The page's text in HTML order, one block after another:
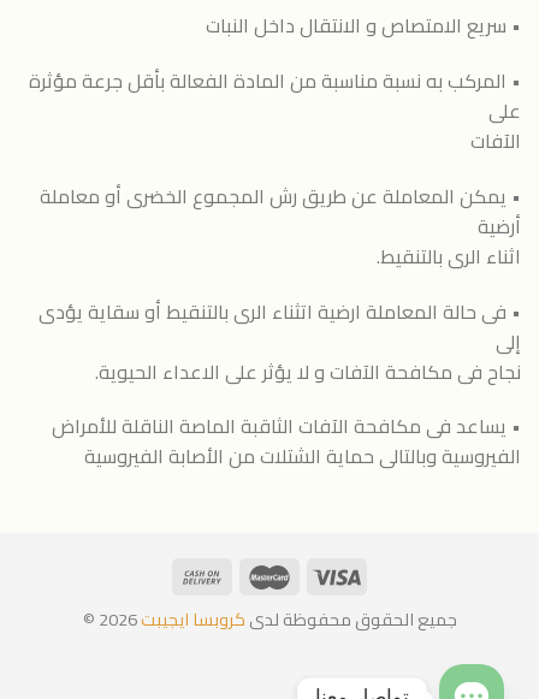
• سريع الامتصاص و الانتقال داخل النبات
• المركب به نسبة مناسبة من المادة الفعالة بأقل جرعة مؤثرة
على
الآفات
• يمكن المعاملة عن طريق رش المجموع الخضرى أو معاملة
أرضية
اثناء الرى بالتنقيط.
• فى حالة المعاملة ارضية اتثناء الرى بالتنقيط أو سقاية يؤدى
إلى
نجاح فى مكافحة الآفات و لا يؤثر على الاعداء الحيوية.
• يساعد فى مكافحة الآفات الثاقبة الماصة الناقلة للأمراض
الفيروسية وبالتالى حماية الشتلات من الأصابة الفيروسية
جميع الحقوق محفوظة لدىكروبسا ايجيبت2026 ©